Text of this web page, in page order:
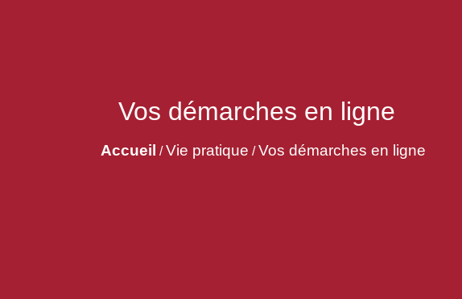
Vos démarches en ligne
Accueil /Vie pratique /Vos démarches en ligne